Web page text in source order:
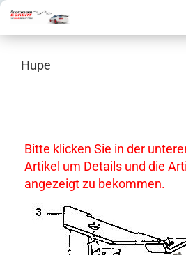
Hupe
Bitte klicken Sie in der
Artikel um Details und die
angezeigt zu bekommen.